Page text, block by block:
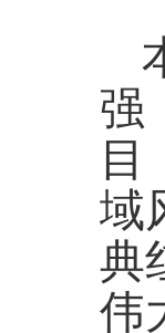
强
目
域
典
伟